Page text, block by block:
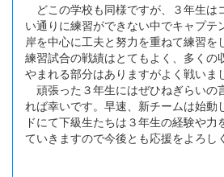
どこの学校も同様ですが、３年生は
い通りに練習ができない中でキャプテ
岸を中心に工夫と努力を重ねて練習を
練習試合の戦績はとてもよく、多くの
やまれる部分はありますがよく戦いま
頑張った３年生にはぜひねぎらいの
れば幸いです。早速、新チームは始動
ドにて下級生たちは３年生の経験や力
ていきますので今後とも応援をよろし